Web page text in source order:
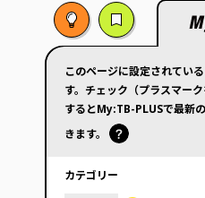
このページに設定されてい
す。チェック（プラスマー
するとMy:TB-PLUSで最新
きます。
カテゴリー